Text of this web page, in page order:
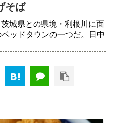
そば
城県との県境・利根川に面
ッドタウンの一つだ。日中